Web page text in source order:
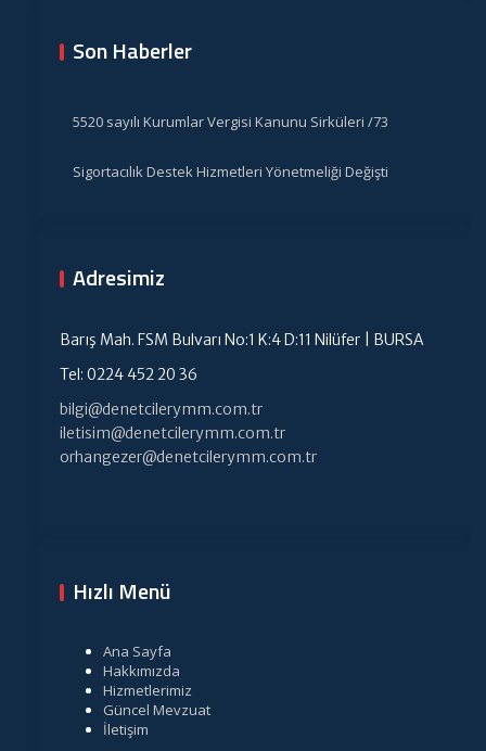
Son Haberler
5520 sayılı Kurumlar Vergisi Kanunu Sirküleri /73
Sigortacılık Destek Hizmetleri Yönetmeliği Değişti
Adresimiz
Barış Mah. FSM Bulvarı No:1 K:4 D:11 Nilüfer | BURSA
Tel: 0224 452 20 36
bilgi@denetcilerymm.com.tr
iletisim@denetcilerymm.com.tr
orhangezer@denetcilerymm.com.tr
Hızlı Menü
Ana Sayfa
Hakkımızda
Hizmetlerimiz
Güncel Mevzuat
İletişim